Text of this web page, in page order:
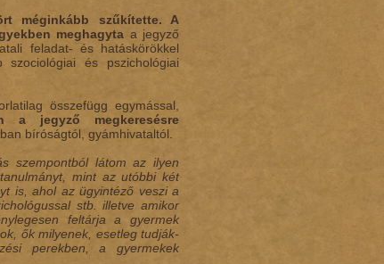
méginkább szűkítette. A
meghagyta a jegyző
feladat- és hatáskörökkel
és pszichológiai
összefügg egymással,
jegyző megkeresésre
bíróságtól, gyámhivataltól.
szempontból látom az ilyen
mint az utóbbi két
is, ahol az ügyintéző veszi a
stb. illetve amikor
feltárja a gyermek
ők milyenek, esetleg tudják-
perekben, a gyermekek